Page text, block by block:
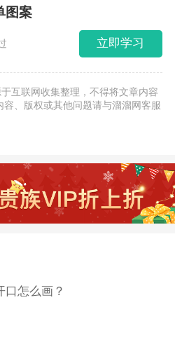
图案
立即学习
互联网收集整理，不得将文章内容
、版权或其他问题请与溜溜网客服
口怎么画？